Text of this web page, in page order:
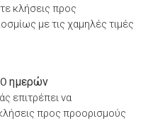
κλήσεις προς
με τις χαμηλές τιμές
ημερών
επιτρέπει να
προς προορισμούς